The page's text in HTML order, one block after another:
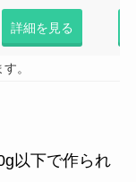
詳細を見る
。
以下で作られ